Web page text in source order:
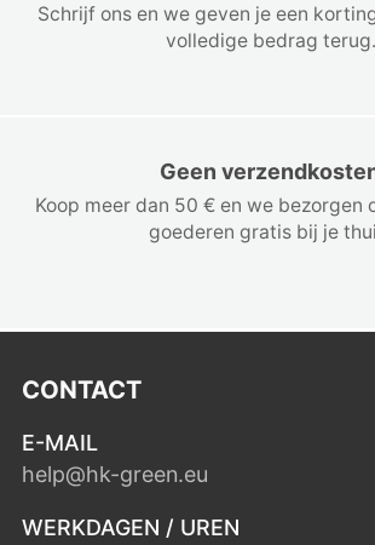
Schrijf ons en we geven je een
volledige bedrag terug.
Geen
Koop meer dan 50 € en we bezorgen
goederen gratis bij je
CONTACT
E-MAIL
help@hk-green.eu
WERKDAGEN / UREN